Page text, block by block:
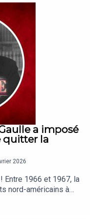
l’Histoire" ! Bonne
Biloba, écrit par
présenté par
pas à me suivre sur
tout demande de
Culture G🗿 Mystères
Résumé🧪 Science
a imposé
quitter la
2026
Entre 1966 et 1967, la
nord-américains à
délai très court) en
intégré de l'OTAN. Je